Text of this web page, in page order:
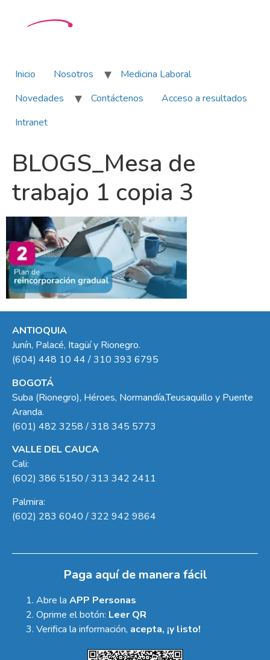
Inicio Nosotros
Medicina Laboral
Novedades
Contáctenos
Acceso a resultados
Intranet
BLOGS_Mesa de
trabajo 1 copia 3
ANTIOQUIA
Junín, Palacé, Itagüí y Rionegro.
(604) 448 10 44 / 310 393 6795
BOGOTÁ
Suba (Rionegro), Héroes, Normandía,Teusaquillo y Puente
Aranda.
(601) 482 3258 / 318 345 5773
VALLE DEL CAUCA
Cali:
(602) 386 5150 / 313 342 2411
Palmira:
(602) 283 6040 / 322 942 9864
Paga aquí de manera fácil
Abre la APP Personas
Oprime el botón: Leer QR
Verifica la información, acepta, ¡y listo!